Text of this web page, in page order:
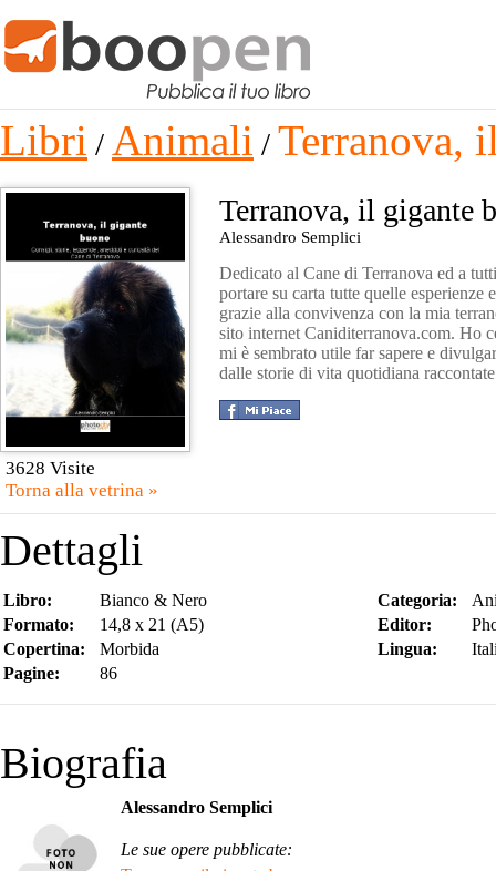
Libri / Animali / Terranova,
3628 Visite
Torna alla vetrina »
Terranova, il gigante
Alessandro Semplici
Dedicato al Cane di Terranova ed a
portare su carta tutte quelle esperienze
grazie alla convivenza con la mia
sito internet Caniditerranova.com. Ho
mi è sembrato utile far sapere e
dalle storie di vita quotidiana
Dettagli
Libro:
Bianco & Nero
Formato:
14,8 x 21 (A5)
Copertina:
Morbida
Pagine:
86
Categoria:
Editor:
Lingua:
Biografia
Alessandro Semplici
Le sue opere pubblicate: